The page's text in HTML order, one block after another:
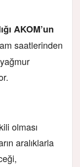
AKOM’un
saatlerinden
olması
aralıklarla